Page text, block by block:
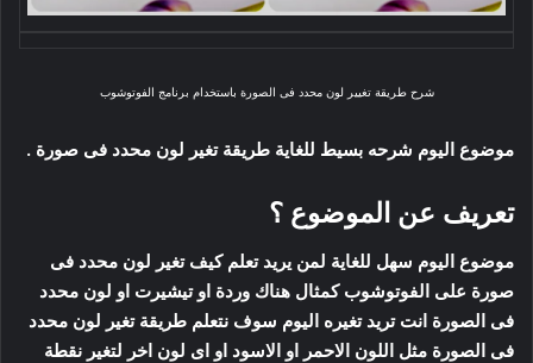
شرح طريقة تغيير لون محدد فى الصورة باستخدام برنامج الفوتوشوب
موضوع اليوم شرحه بسيط للغاية طريقة تغير لون محدد فى صورة .
تعريف عن الموضوع ؟
موضوع اليوم سهل للغاية لمن يريد تعلم كيف تغير لون محدد فى
صورة على الفوتوشوب كمثال هناك وردة او تيشيرت او لون محدد
فى الصورة انت تريد تغيره اليوم سوف نتعلم طريقة تغير لون محدد
فى الصورة مثل اللون الاحمر او الاسود او اى لون اخر لتغير نقطة